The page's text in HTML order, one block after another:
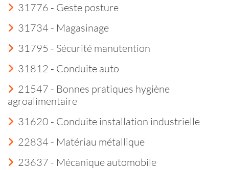
31776 - Geste posture
31734 - Magasinage
31795 - Sécurité manutention
31812 - Conduite auto
21547 - Bonnes pratiques hygiène
agroalimentaire
31620 - Conduite installation industrielle
22834 - Matériau métallique
23637 - Mécanique automobile